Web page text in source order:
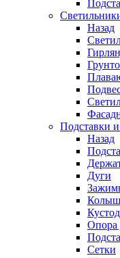
Назад
Подставки
Назад
Дуги
Опора
Сетки